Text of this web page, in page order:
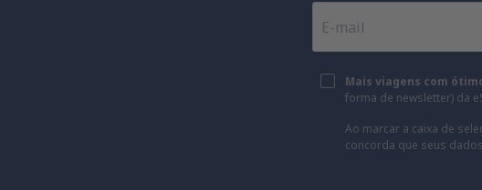
Mais viagens com
forma de newsletter) da
Ao marcar a caixa de
concorda que seus